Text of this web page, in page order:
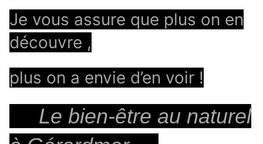
Je vous assure que plus on en
découvre ,
plus on a envie d’en voir !
Le bien-être au naturel